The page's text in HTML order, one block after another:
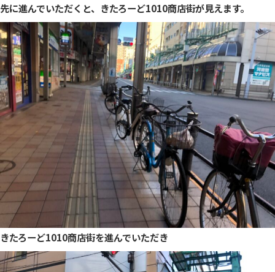
先に進んでいただくと、きたろーど1010商店街が見えます。
きたろーど1010商店街を進んでいただき